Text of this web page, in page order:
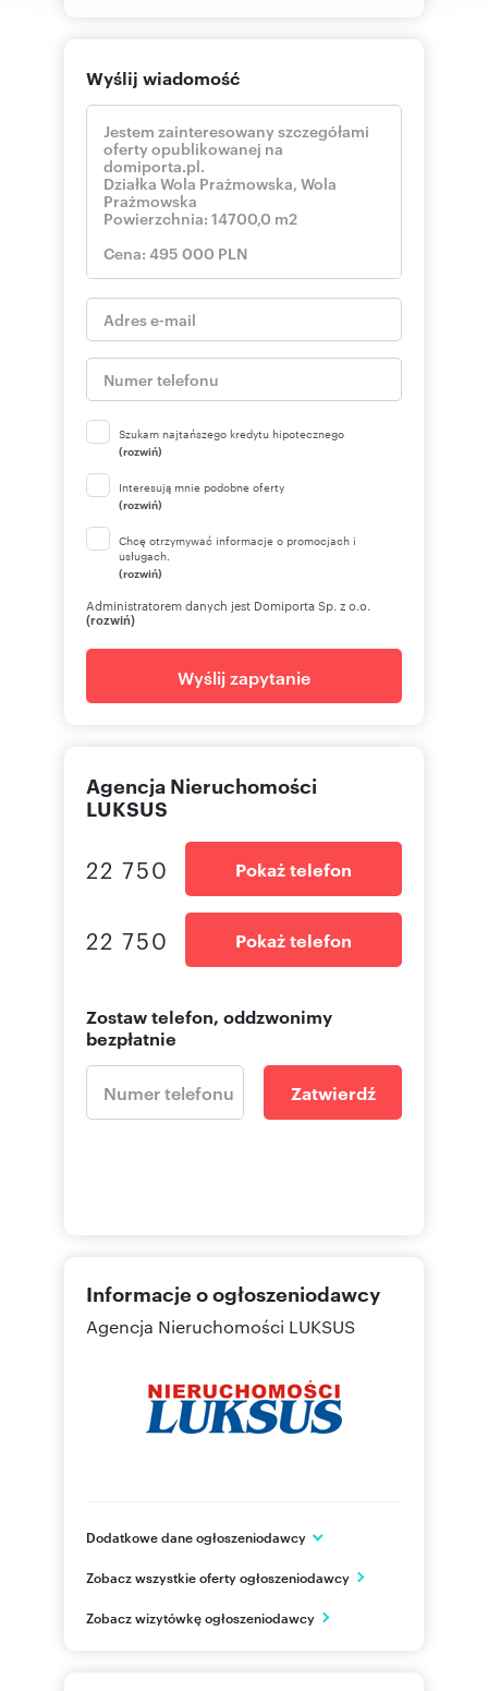
Wyślij wiadomość
Szukam najtańszego kredytu hipotecznego
(rozwiń)
Interesują mnie podobne oferty
(rozwiń)
Chcę otrzymywać informacje o promocjach i
usługach.
(rozwiń)
Administratorem danych jest Domiporta Sp. z o.o.
(rozwiń)
Wyślij zapytanie
Agencja Nieruchomości
LUKSUS
22 750 Pokaż telefon
22 750 Pokaż telefon
Zostaw telefon, oddzwonimy
bezpłatnie
Zatwierdź
Informacje o ogłoszeniodawcy
Agencja Nieruchomości LUKSUS
Dodatkowe dane ogłoszeniodawcy
Piaseczno
PL
Zobacz wszystkie oferty ogłoszeniodawcy
Zobacz wizytówkę ogłoszeniodawcy